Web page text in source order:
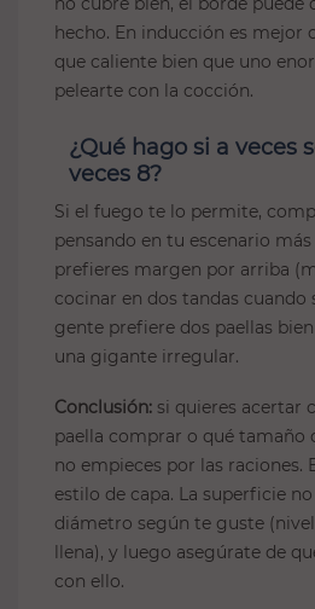
hecho. En inducción es mejor
que caliente bien que uno
pelearte con la cocción.
¿Qué hago si a veces
veces 8?
Si el fuego te lo permite,
pensando en tu escenario
prefieres margen por arriba
cocinar en dos tandas cuando
gente prefiere dos paellas
una gigante irregular.
Conclusión: si quieres acertar
paella comprar o qué tamaño
no empieces por las raciones.
estilo de capa. La superficie
diámetro según te guste
llena), y luego asegúrate de
con ello.